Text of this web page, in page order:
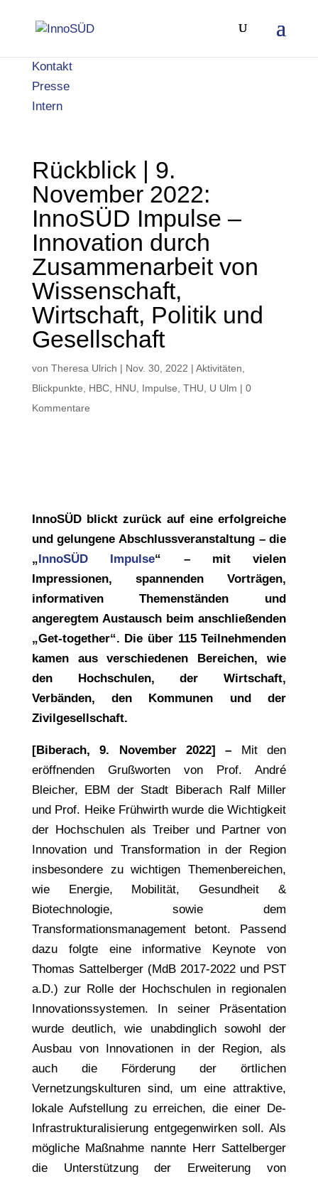
Kontakt
Presse
Intern
Rückblick | 9.
November 2022:
InnoSÜD Impulse –
Innovation durch
Zusammenarbeit von
Wissenschaft,
Wirtschaft, Politik und
Gesellschaft
von Theresa Ulrich | Nov. 30, 2022 | Aktivitäten
Blickpunkte
HBC, HNU Impulse THU U Ulm | 0
Kommentare
InnoSÜD blickt zurück auf eine erfolgreiche
und gelungene Abschlussveranstaltung – die
„InnoSÜD Impulse“ – mit vielen
Impressionen, spannenden Vorträgen,
informativen Themenständen und
angeregtem Austausch beim anschließenden
„Get-together“. Die über 115 Teilnehmenden
kamen aus verschiedenen Bereichen, wie
den Hochschulen, der Wirtschaft,
Verbänden, den Kommunen und der
Zivilgesellschaft.
[Biberach, 9. November 2022] – Mit den
eröffnenden Grußworten von Prof. André
Bleicher, EBM der Stadt Biberach Ralf Miller
und Prof. Heike Frühwirth wurde die Wichtigkeit
der Hochschulen als Treiber und Partner von
Innovation und Transformation in der Region
insbesondere zu wichtigen Themenbereichen,
wie Energie, Mobilität, Gesundheit &
Biotechnologie, sowie dem
Transformationsmanagement betont. Passend
dazu folgte eine informative Keynote von
Thomas Sattelberger (MdB 2017-2022 und PST
a.D.) zur Rolle der Hochschulen in regionalen
Innovationssystemen. In seiner Präsentation
wurde deutlich, wie unabdinglich sowohl der
Ausbau von Innovationen in der Region, als
auch die Förderung der örtlichen
Vernetzungskulturen sind, um eine attraktive,
lokale Aufstellung zu erreichen, die einer De-
Infrastrukturalisierung entgegenwirken soll. Als
mögliche Maßnahme nannte Herr Sattelberger
die Unterstützung der Erweiterung von